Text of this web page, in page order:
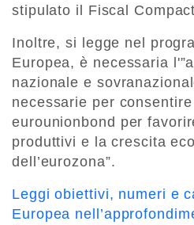
stipulato il Fiscal
Inoltre, si legge nel
Europea, è necessaria
nazionale e
necessarie per
eurounionbond per
produttivi e la crescita
dell’eurozona”.
Leggi obiettivi, numeri e
Europea